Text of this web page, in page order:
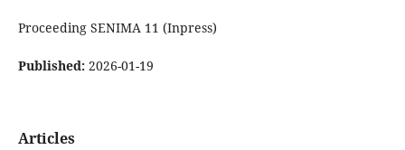
Proceeding SENIMA 11 (Inpress)
Published: 2026-01-19
Articles